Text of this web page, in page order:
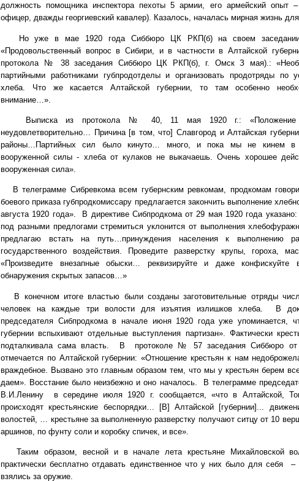
должность помощника инспектора пехоты 5 армии, его армейский опыт
офицер, дважды георгиевский кавалер). Казалось, началась мирная жизнь для
Но уже в мае 1920 года Сиббюро ЦК РКП(б) на своем заседании
«Продовольственный вопрос в Сибири, и в частности в Алтайской
протокола № 38 заседания Сиббюро ЦК РКП(б), г. Омск З мая).:
партийными работниками губпродотделы и организовать продотряды по
хлеба. Что же касается Алтайской губернии, то там особенно
внимание…».
Выписка из протокола № 40, 11 мая 1920 г.:
неудовлетворительно… Причина [в том, что] Славгород и Алтайская
районы…Партийных сил было кинуто… много, и пока мы не кинем в
вооруженной силы - хлеба от кулаков не выкачаешь. Очень хорошее
вооруженная сила».
В телеграмме Сибревкома всем губернским ревкомам, продкомам
боевого приказа губпродкомиссару предлагается закончить выполнение
августа 1920 года».
В директиве Сибпродкома от 29 мая 1920 года
под разными предлогами стремиться уклонится от выполнения
предлагаю встать на путь…принуждения населения к выполнению
государственного воздействия. Проведите разверстку крупы, гороха,
«Произведите внезапные обыски… реквизируйте и даже
обнаружения скрытых запасов…»
В конечном итоге властью были созданы заготовительные отряды
человек на каждые три волости для изъятия излишков хлеба.
В
председателя Сибпродкома в начале июня 1920 года уже упоминается,
губернии вспыхивают отдельные выступления партизан». Фактически
подталкивала сама власть.
В протоколе № 57 заседания Сиббюро
отмечается по Алтайской губернии: «Отношение крестьян к нам
враждебное. Вызвано это главным образом тем, что мы у крестьян берем
даем». Восстание было неизбежно и оно началось.
В телеграмме
В.И.Ленину
в середине июля 1920 г. сообщается, «что в Алтайской,
происходят крестьянские беспорядки… [В] Алтайской [губернии]...
волостей, … крестьяне за выполненную разверстку получают ситцу от 10
аршинов, по фунту соли и коробку спичек, и все».
Таким образом, весной и в начале лета крестьяне Михайловской
практически бесплатно отдавать единственное что у них было для себя
–
взялись за оружие.